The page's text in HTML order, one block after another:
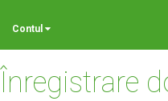
Contul
Înregistrare